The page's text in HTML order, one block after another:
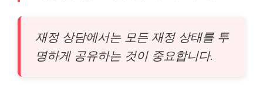
재정 상담에서는 모든 재정 상태를 투
명하게 공유하는 것이 중요합니다.